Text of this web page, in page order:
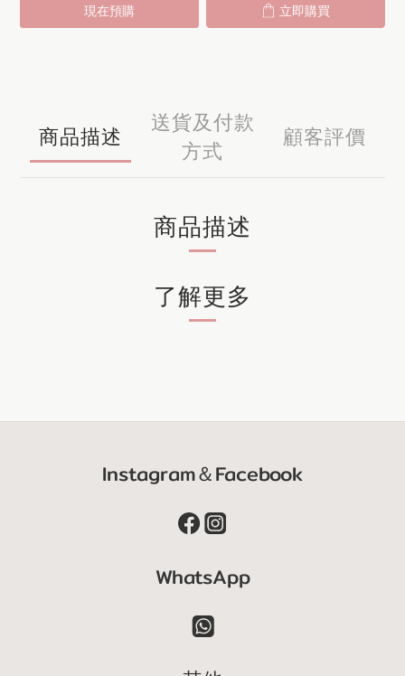
現在預購 立即購買
商品描述
送貨及付款
方式
顧客評價
商品描述
了解更多
Instagram＆Facebook
WhatsApp